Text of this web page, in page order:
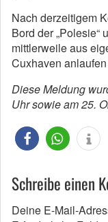
Nach derzeitigem
Bord der „Polesie“
mittlerweile aus
Cuxhaven
Diese Meldung
Uhr sowie am 25.
Schreibe einen
Deine E-Mail-